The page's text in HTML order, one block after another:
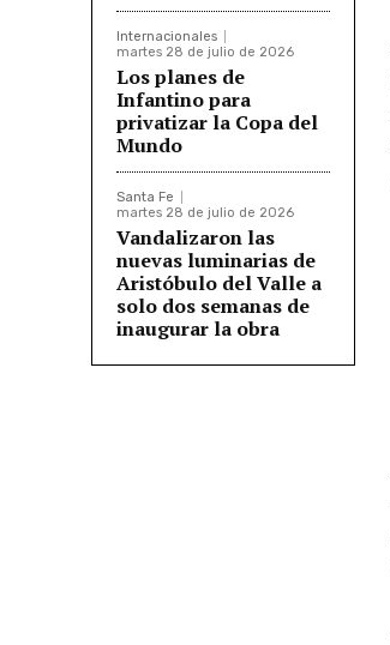
Internacionales
martes 28 de julio de 2026
Los planes de
Infantino para
privatizar la Copa del
Mundo
Santa Fe
martes 28 de julio de 2026
Vandalizaron las
nuevas luminarias de
Aristóbulo del Valle a
solo dos semanas de
inaugurar la obra